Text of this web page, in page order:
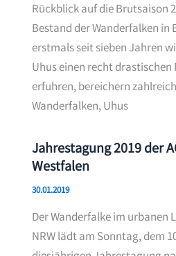
Rückblick auf die Brutsaison
Bestand der Wanderfalken
erstmals seit sieben Jahren
Uhus einen recht
erfuhren, bereichern
Wanderfalken, Uhus
Jahrestagung 2019 der
Westfalen
30.01.2019
Der Wanderfalke im urbanen
NRW lädt am Sonntag, dem